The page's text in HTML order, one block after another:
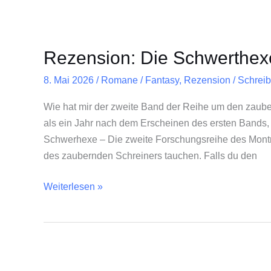
Rezension: Die
8. Mai 2026 / Romane / Fantasy, Rezension /
Wie hat mir der zweite Band der Reihe um den
als ein Jahr nach dem Erscheinen des ersten
Schwerhexe – Die zweite Forschungsreihe des
des zaubernden Schreiners tauchen. Falls du den
Weiterlesen »